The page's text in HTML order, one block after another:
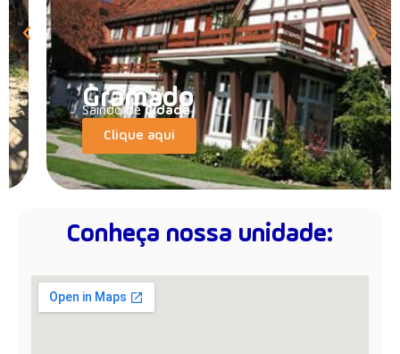
Gramado
Saindo deCidade
Clique aqui
Conheça nossa unidade: